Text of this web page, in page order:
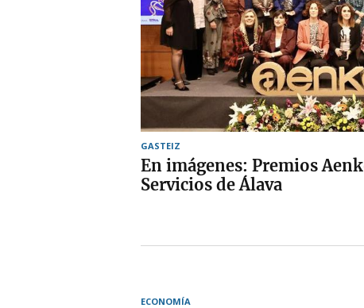
GASTEIZ
En imágenes: Premios
Servicios de Álava
ECONOMÍA